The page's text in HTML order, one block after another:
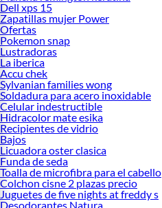
Dell xps 15
Zapatillas mujer Power
Ofertas
Pokemon snap
Lustradoras
La iberica
Accu chek
Sylvanian families wong
Soldadura para acero inoxidable
Celular indestructible
Hidracolor mate esika
Recipientes de vidrio
Bajos
Licuadora oster clasica
Funda de seda
Toalla de microfibra para el cabello
Colchon cisne 2 plazas precio
Juguetes de five nights at freddy s
Desodorantes Natura